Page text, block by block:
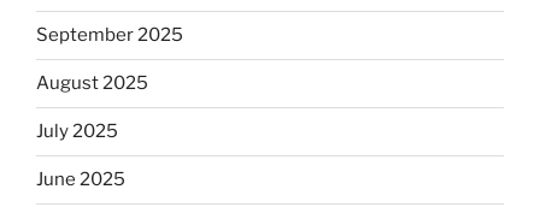
September 2025
August 2025
July 2025
June 2025